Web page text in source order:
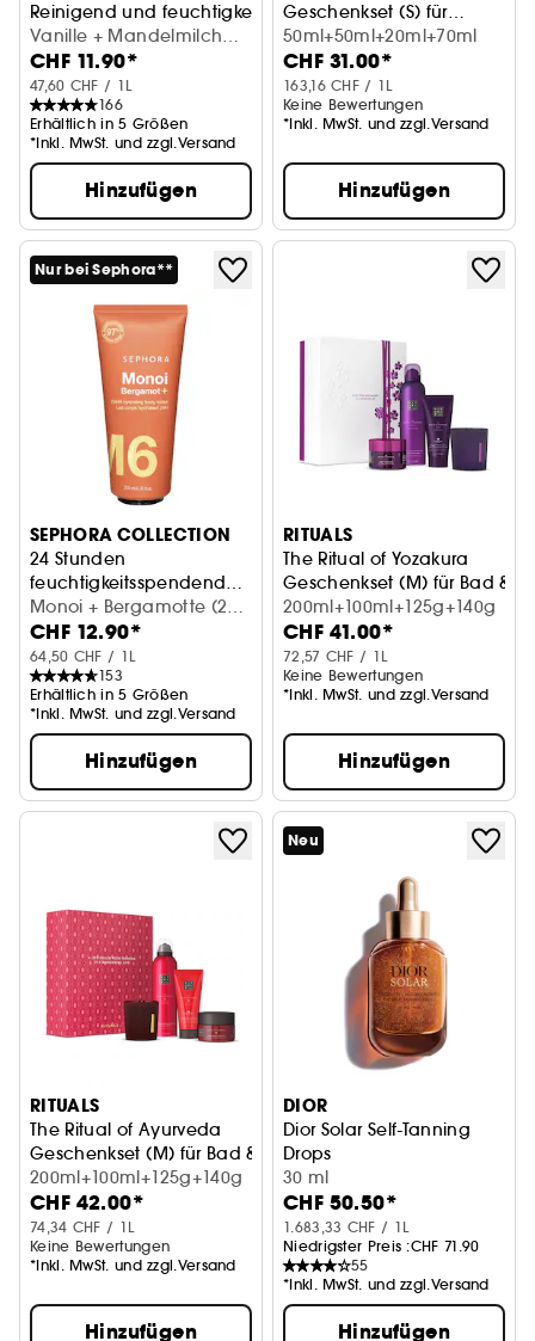
Reinigend und feuchtigkeitsspendend
Vanille + Mandelmilch
(300 ml)
CHF 11.90*
47,60 CHF / 1L
166
Erhältlich in 5 Größen
*Inkl. MwSt. und zzgl.Versand
Hinzufügen
Geschenkset (S) für
Körper & Bad
50ml+50ml+20ml+70ml
CHF 31.00*
163,16 CHF / 1L
Keine Bewertungen
*Inkl. MwSt. und zzgl.Versand
Hinzufügen
Nur bei Sephora**
SEPHORA COLLECTION
24 Stunden
feuchtigkeitsspendende
Körpermilch
Nährend und glättend
Monoi + Bergamotte (200
ml)
CHF 12.90*
64,50 CHF / 1L
153
Erhältlich in 5 Größen
*Inkl. MwSt. und zzgl.Versand
Hinzufügen
RITUALS
The Ritual of Yozakura
Geschenkset (M) für Bad &
200ml+100ml+125g+140g
CHF 41.00*
72,57 CHF / 1L
Keine Bewertungen
*Inkl. MwSt. und zzgl.Versand
Hinzufügen
RITUALS
The Ritual of Ayurveda
Geschenkset (M) für Bad & Körper
200ml+100ml+125g+140g
CHF 42.00*
74,34 CHF / 1L
Keine Bewertungen
*Inkl. MwSt. und zzgl.Versand
Hinzufügen
Neu
DIOR
Dior Solar Self-Tanning
Drops
Natürlich strahlende,
30 ml
CHF 50.50*
1.683,33 CHF / 1L
Niedrigster Preis :CHF 71.90
55
*Inkl. MwSt. und zzgl.Versand
Hinzufügen